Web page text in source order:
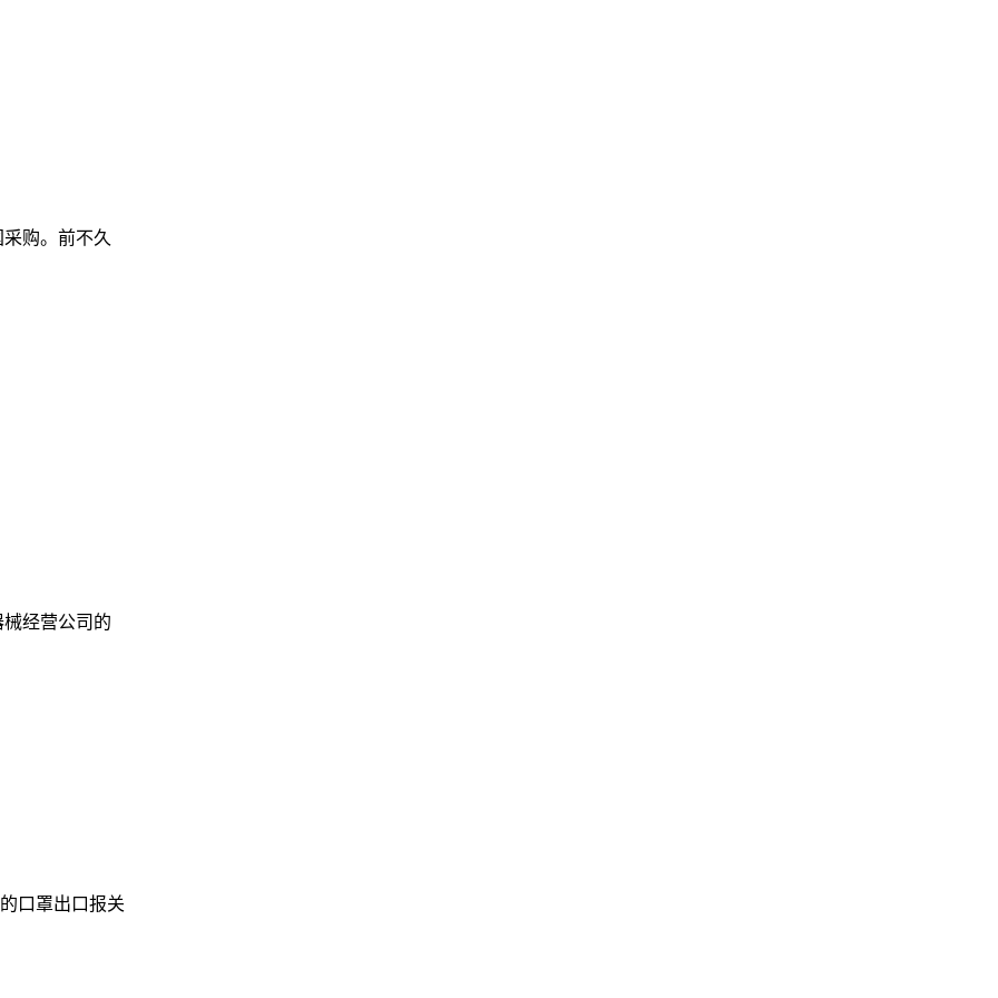
购。前不久
经营公司的
口罩出口报关